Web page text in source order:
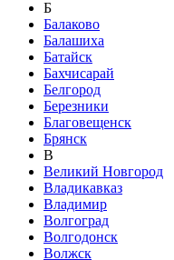
Б
Балаково
Балашиха
Батайск
Бахчисарай
Белгород
Березники
Благовещенск
Брянск
В
Великий Новгород
Владикавказ
Владимир
Волгоград
Волгодонск
Волжск